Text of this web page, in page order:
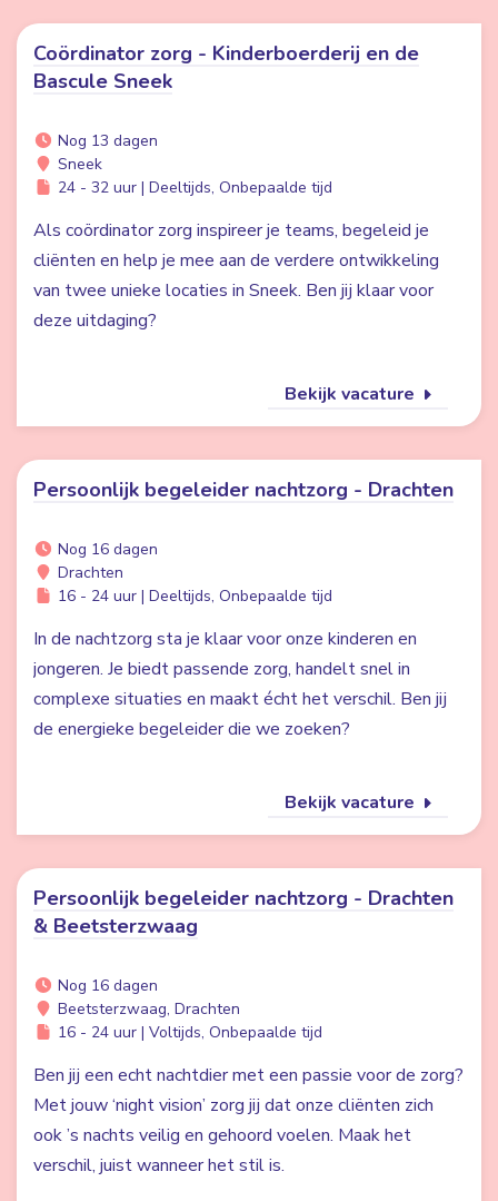
Coördinator zorg - Kinderboerderij en de
Bascule Sneek
Nog 13 dagen
Sneek
24 - 32 uur | Deeltijds, Onbepaalde tijd
Als coördinator zorg inspireer je teams, begeleid je
cliënten en help je mee aan de verdere ontwikkeling
van twee unieke locaties in Sneek. Ben jij klaar voor
deze uitdaging?
Bekijk vacature
Persoonlijk begeleider nachtzorg - Drachten
Nog 16 dagen
Drachten
16 - 24 uur | Deeltijds, Onbepaalde tijd
In de nachtzorg sta je klaar voor onze kinderen en
jongeren. Je biedt passende zorg, handelt snel in
complexe situaties en maakt écht het verschil. Ben jij
de energieke begeleider die we zoeken?
Bekijk vacature
Persoonlijk begeleider nachtzorg - Drachten
& Beetsterzwaag
Nog 16 dagen
Beetsterzwaag, Drachten
16 - 24 uur | Voltijds, Onbepaalde tijd
Ben jij een echt nachtdier met een passie voor de zorg?
Met jouw ‘night vision’ zorg jij dat onze cliënten zich
ook ’s nachts veilig en gehoord voelen. Maak het
verschil, juist wanneer het stil is.